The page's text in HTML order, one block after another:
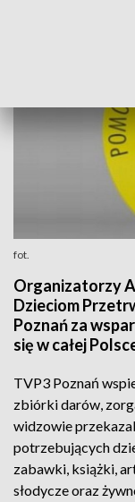
fot.
Organizatorzy
Dzieciom
Poznań za
się w całej
TVP3 Poznań
zbiórki darów,
widzowie
potrzebujących
zabawki, książki,
słodycze oraz